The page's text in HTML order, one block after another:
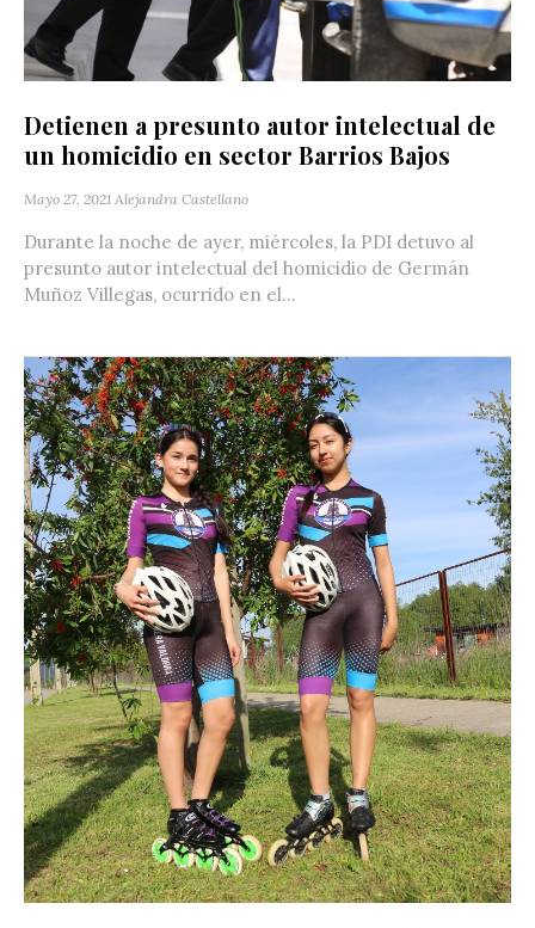
Detienen a presunto autor intelectual de
un homicidio en sector Barrios Bajos
Mayo 27, 2021 Alejandra Castellano
Durante la noche de ayer, miércoles, la PDI detuvo al
presunto autor intelectual del homicidio de Germán
Muñoz Villegas, ocurrido en el...